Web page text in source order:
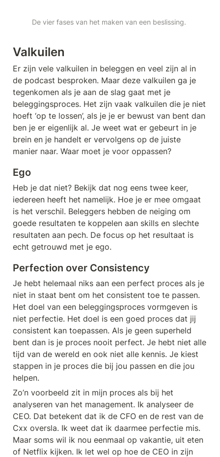
De vier fases van het maken van een beslissing.
Valkuilen
Er zijn vele valkuilen in beleggen en veel zijn al in
de podcast besproken. Maar deze valkuilen ga je
tegenkomen als je aan de slag gaat met je
beleggingsproces. Het zijn vaak valkuilen die je niet
hoeft ‘op te lossen’, als je je er bewust van bent dan
ben je er eigenlijk al. Je weet wat er gebeurt in je
brein en je handelt er vervolgens op de juiste
manier naar. Waar moet je voor oppassen?
Ego
Heb je dat niet? Bekijk dat nog eens twee keer,
iedereen heeft het namelijk. Hoe je er mee omgaat
is het verschil. Beleggers hebben de neiging om
goede resultaten te koppelen aan skills en slechte
resultaten aan pech. De focus op het resultaat is
echt getrouwd met je ego.
Perfection over Consistency
Je hebt helemaal niks aan een perfect proces als je
niet in staat bent om het consistent toe te passen.
Het doel van een beleggingsproces vormgeven is
niet perfectie. Het doel is een goed proces dat jij
consistent kan toepassen. Als je geen superheld
bent dan is je proces nooit perfect. Je hebt niet alle
tijd van de wereld en ook niet alle kennis. Je kiest
stappen in je proces die bij jou passen en die jou
helpen.
Zo’n voorbeeld zit in mijn proces als bij het
analyseren van het management. Ik analyseer de
CEO. Dat betekent dat ik de CFO en de rest van de
Cxx oversla. Ik weet dat ik daarmee perfectie mis.
Maar soms wil ik nou eenmaal op vakantie, uit eten
of Netflix kijken. Ik let wel op hoe de CEO in zijn